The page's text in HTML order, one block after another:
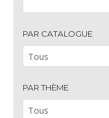
PAR CATALOGUE
Tous
PAR THÈME
Tous